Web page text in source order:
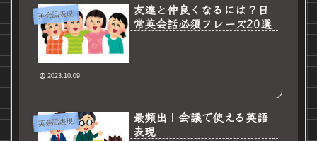
英会話表現
友達と仲良くなるには？日
常英会話必須フレーズ20選
2023.10.09
英会話表現
最頻出！会議で使える英語
表現